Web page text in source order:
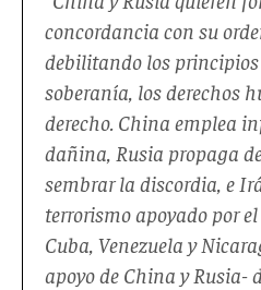
concordancia con su
debilitando los
soberanía, los derechos
derecho. China emplea
dañina, Rusia propaga
sembrar la discordia, e
terrorismo apoyado por
Cuba, Venezuela y
apoyo de China y